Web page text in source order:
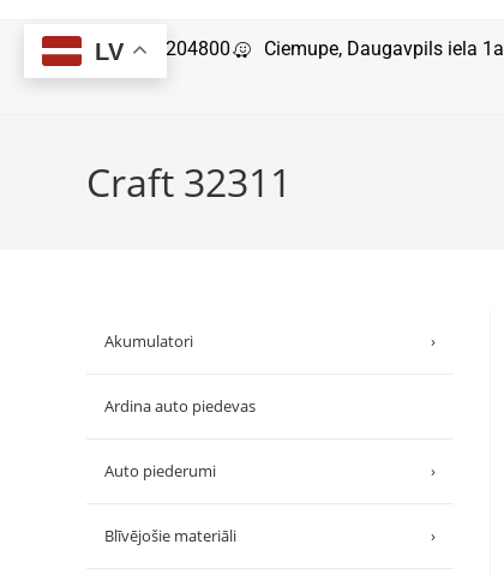
29204800 Ciemupe, Daugavpils iela 1a
Craft 32311
Akumulatori ›
Ardina auto piedevas
Auto piederumi ›
Blīvējošie materiāli ›
LV